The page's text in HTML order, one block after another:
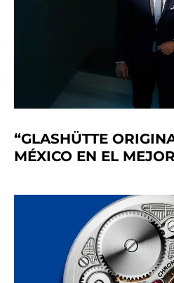
“GLASHÜTTE
MÉXICO EN EL